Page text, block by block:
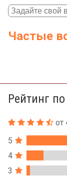
Частые
Рейтинг
от
5
4
3